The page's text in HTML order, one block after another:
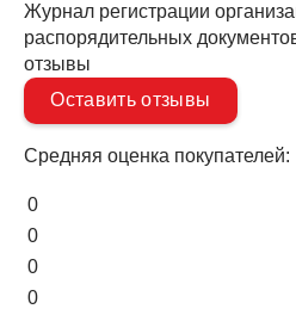
Журнал регистрации
распорядительных
отзывы
Оставить отзывы
Средняя оценка покупателей:
0
0
0
0